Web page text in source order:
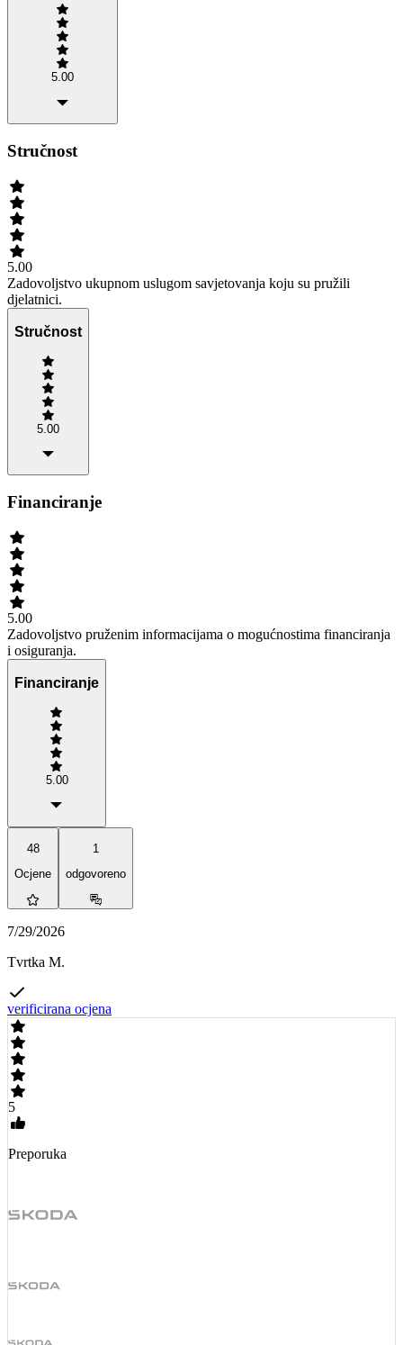
5.00
Stručnost
5.00
Zadovoljstvo ukupnom uslugom savjetovanja koju su pružili
djelatnici.
Stručnost
5.00
Financiranje
5.00
Zadovoljstvo pruženim informacijama o mogućnostima financiranja
i osiguranja.
Financiranje
5.00
48
Ocjene
1
odgovoreno
7/29/2026
Tvrtka M.
verificirana ocjena
5
Preporuka